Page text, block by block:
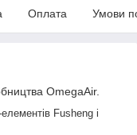
Оплата Умови
OmegaAir.
Fusheng і